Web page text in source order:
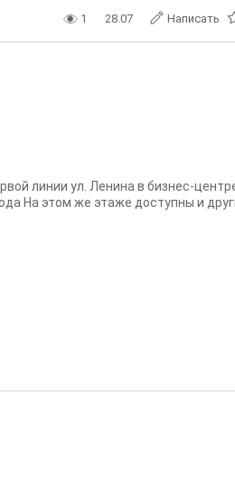
1 28.07 Написать
линии ул. Ленина в бизнес-
На этом же этаже доступны и